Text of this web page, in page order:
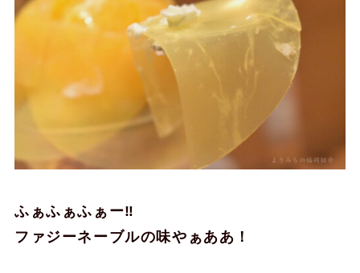
ふぁふぁふぁー‼︎
ファジーネーブルの味やぁああ！